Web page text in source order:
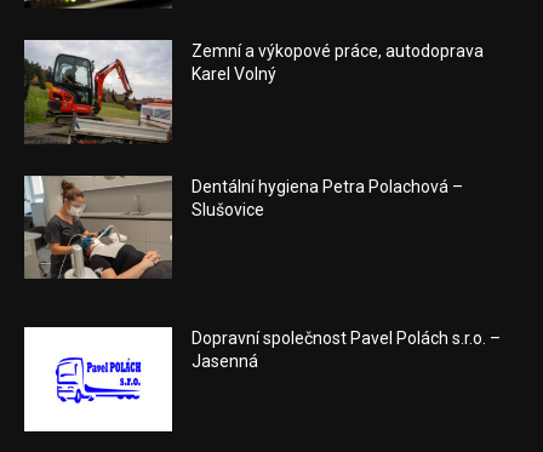
Zemní a výkopové práce, autodoprava
Karel Volný
Dentální hygiena Petra Polachová –
Slušovice
Dopravní společnost Pavel Polách s.r.o. –
Jasenná